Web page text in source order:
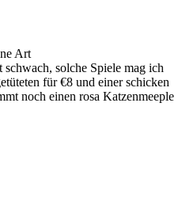
Art
solche Spiele mag ich
für €8 und einer schicken
noch einen rosa Katzenmeeple